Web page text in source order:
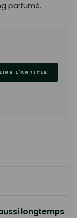
parfumé.
LIRE L'ARTICLE
longtemps